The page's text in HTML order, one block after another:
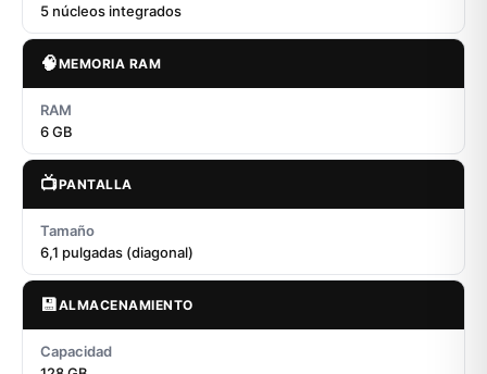
5 núcleos integrados
🧠MEMORIA RAM
RAM
6 GB
📺PANTALLA
Tamaño
6,1 pulgadas (diagonal)
💾ALMACENAMIENTO
Capacidad